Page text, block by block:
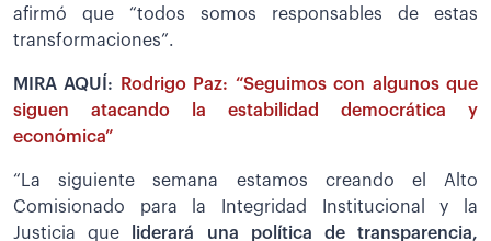
afirmó que “todos somos responsables de estas
transformaciones”.
MIRA AQUÍ:
Rodrigo Paz: “Seguimos con algunos que
siguen atacando la estabilidad democrática y
económica”
“La siguiente semana estamos creando el Alto
Comisionado para la Integridad Institucional y la
Justicia que liderará una política de transparencia,